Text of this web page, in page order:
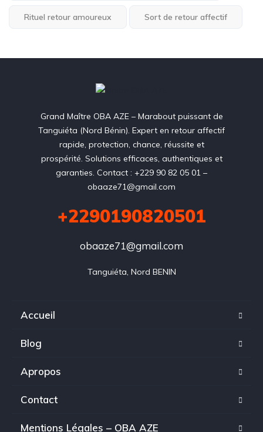
Rituel retour amoureux Sort de retour affectif
Grand Maître OBA AZE – Marabout puissant de
Tanguiéta (Nord Bénin). Expert en retour affectif
rapide, protection, chance, réussite et
prospérité. Solutions efficaces, authentiques et
garanties. Contact : +229 90 82 05 01 –
obaaze71@gmail.com
+2290190820501
obaaze71@gmail.com
Tanguiéta, Nord BENIN
Accueil
Blog
Apropos
Contact
Mentions Légales – OBA AZE